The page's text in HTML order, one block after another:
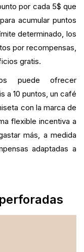
por cada 5$ que
acumular puntos
determinado, los
por recompensas,
gratis.
puede ofrecer
a 10 puntos, un café
con la marca de
flexible incentiva a
más, a medida
adaptadas a